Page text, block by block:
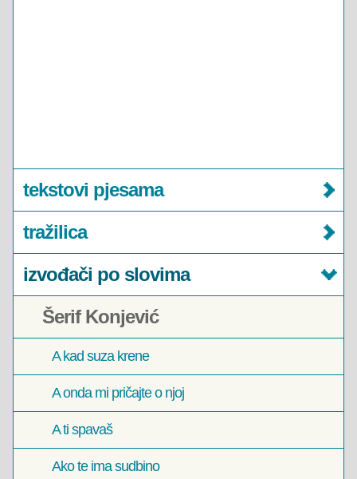
tekstovi pjesama
tražilica
izvođači po slovima
Šerif Konjević
A kad suza krene
A onda mi pričajte o njoj
A ti spavaš
Ako te ima sudbino